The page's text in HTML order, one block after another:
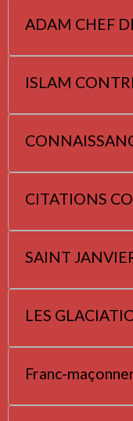
ADAM CHEF
ISLAM
CITATIONS
SAINT
LES
Franc-